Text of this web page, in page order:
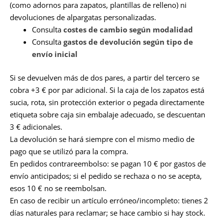
(como adornos para zapatos, plantillas de relleno) ni
devoluciones de alpargatas personalizadas.
Consulta costes de cambio según modalidad
Consulta gastos de devolución según tipo de
envío inicial
Si se devuelven más de dos pares, a partir del tercero se
cobra +3 € por par adicional. Si la caja de los zapatos está
sucia, rota, sin protección exterior o pegada directamente
etiqueta sobre caja sin embalaje adecuado, se descuentan
3 € adicionales.
La devolución se hará siempre con el mismo medio de
pago que se utilizó para la compra.
En pedidos contrareembolso: se pagan 10 € por gastos de
envío anticipados; si el pedido se rechaza o no se acepta,
esos 10 € no se reembolsan.
En caso de recibir un artículo erróneo/incompleto: tienes 2
días naturales para reclamar; se hace cambio si hay stock.